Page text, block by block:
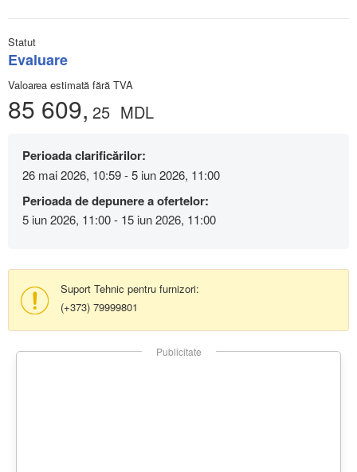
Statut
Evaluare
Valoarea estimată fără TVA
85 609, 25 MDL
Perioada clarificărilor:
26 mai 2026, 10:59 - 5 iun 2026, 11:00
Perioada de depunere a ofertelor:
5 iun 2026, 11:00 - 15 iun 2026, 11:00
Suport Tehnic pentru furnizori:
(+373) 79999801
Publicitate